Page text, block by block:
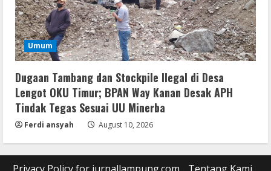
Umum
Dugaan Tambang dan Stockpile Ilegal di Desa
Lengot OKU Timur; BPAN Way Kanan Desak APH
Tindak Tegas Sesuai UU Minerba
Ferdi ansyah August 10, 2026